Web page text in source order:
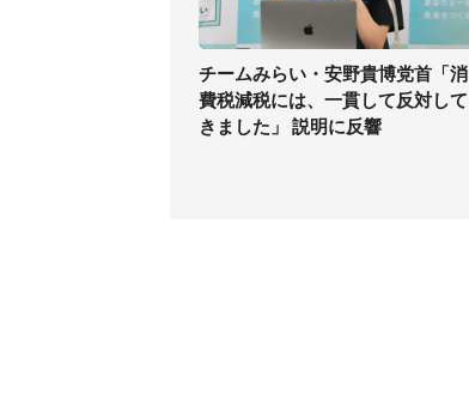
チームみらい・安野貴博党首「消
費税減税には、一貫して反対して
きました」 説明に反響